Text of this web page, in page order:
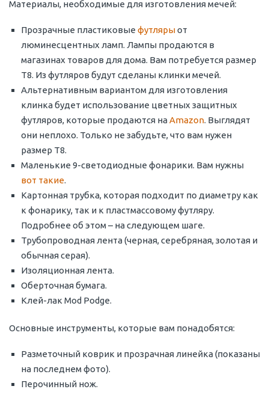
Материалы, необходимые для изготовления мечей:
Прозрачные пластиковые футлярыот
люминесцентных ламп. Лампы продаются в
магазинах товаров для дома. Вам потребуется размер
Т8. Из футляров будут сделаны клинки мечей.
Альтернативным вариантом для изготовления
клинка будет использование цветных защитных
футляров, которые продаются наAmazon. Выглядят
они неплохо. Только не забудьте, что вам нужен
размер Т8.
Маленькие 9-светодиодные фонарики. Вам нужны
вот такие.
Картонная трубка, которая подходит по диаметру как
к фонарику, так и к пластмассовому футляру.
Подробнее об этом – на следующем шаге.
Трубопроводная лента (черная, серебряная, золотая и
обычная серая).
Изоляционная лента.
Оберточная бумага.
Клей-лак Mod Podge.
Основные инструменты, которые вам понадобятся:
Разметочный коврик и прозрачная линейка (показаны
на последнем фото).
Перочинный нож.